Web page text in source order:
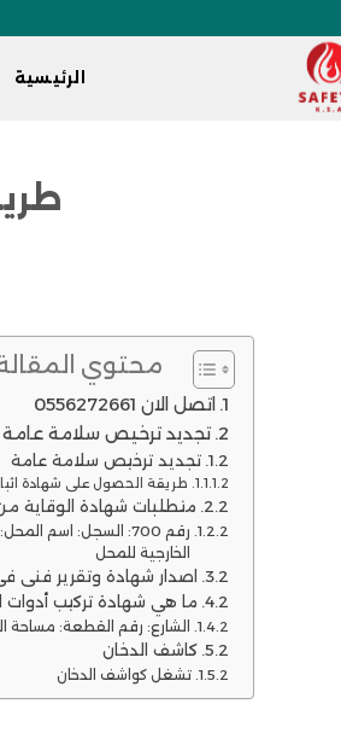
الرئيسية
محتوي
اتصل الان 0556272661
تجديد ترخيص سلامة عامة
تجديد ترخيص سلامة عامة
طريقة الحصول على شهادة
متطلبات شهادة الوقاية
رقم 700: السجل: اسم
الخارجية للمحل
اصدار شهادة وتقرير فني
ما هي شهادة تركيب أدوات
الشارع: رقم القطعة: مساحة
كاشف الدخان
تشغل كواشف الدخان